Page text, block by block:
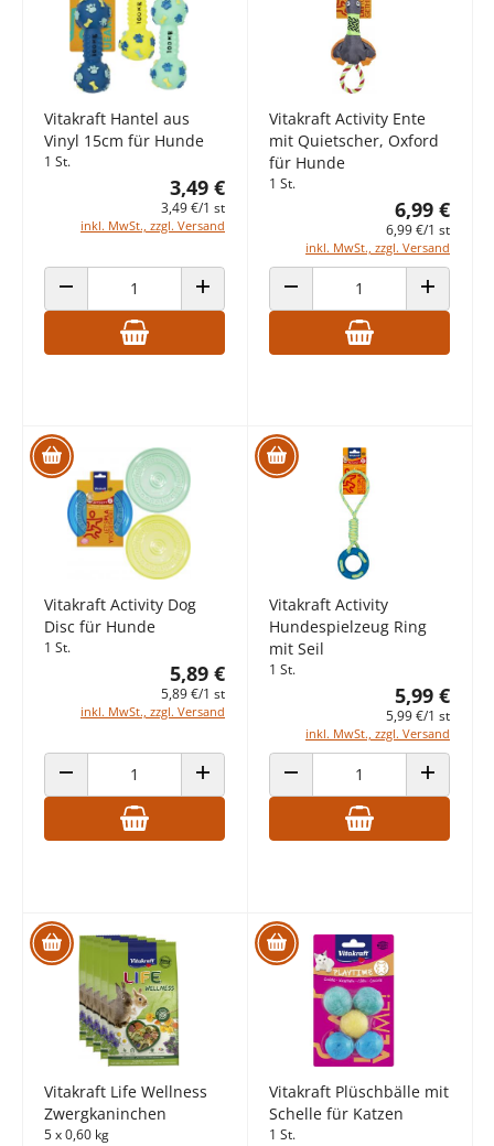
Vitakraft Hantel aus
Vinyl 15cm für Hunde
1 St.
3,49 €
3,49 €/1 st
inkl. MwSt., zzgl. Versand
ANZAHL VERRINGERN ANZAHL ERHÖHEN
Vitakraft Activity Ente
mit Quietscher, Oxford
für Hunde
1 St.
6,99 €
6,99 €/1 st
inkl. MwSt., zzgl. Versand
ANZAHL VERRINGERN ANZAHL
Vitakraft Activity Dog
Disc für Hunde
1 St.
5,89 €
5,89 €/1 st
inkl. MwSt., zzgl. Versand
ANZAHL VERRINGERN ANZAHL ERHÖHEN
Vitakraft Activity
Hundespielzeug Ring
mit Seil
1 St.
5,99 €
5,99 €/1 st
inkl. MwSt., zzgl. Versand
ANZAHL VERRINGERN ANZAHL
Vitakraft Life Wellness
Zwergkaninchen
5 x 0,60 kg
Vitakraft Plüschbälle mit
Schelle für Katzen
1 St.